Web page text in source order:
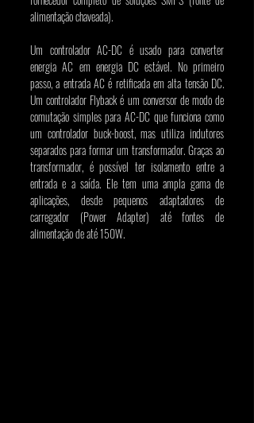
alimentação chaveada).
Um controlador AC-DC é usado para converter
energia AC em energia DC estável. No primeiro
passo, a entrada AC é retificada em alta tensão DC.
Um controlador Flyback é um conversor de modo de
comutação simples para AC-DC que funciona como
um controlador buck-boost, mas utiliza indutores
separados para formar um transformador. Graças ao
transformador, é possível ter isolamento entre a
entrada e a saída. Ele tem uma ampla gama de
aplicações, desde pequenos adaptadores de
carregador (Power Adapter) até fontes de
alimentação de até 150W.